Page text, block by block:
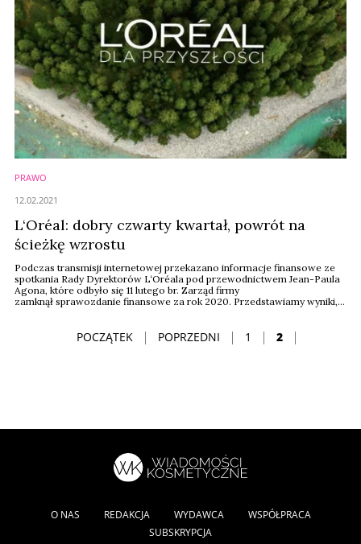
PRAWO
L‘Oréal: dobry czwarty kwartał, powrót na
ścieżkę wzrostu
Podczas transmisji internetowej przekazano informacje finansowe ze
spotkania Rady Dyrektorów L‘Oréala pod przewodnictwem Jean-Paula
Agona, które odbyło się 11 lutego br. Zarząd firmy
zamknął sprawozdanie finansowe za rok 2020. Przedstawiamy wyniki,
12.02.2021
POCZĄTEK POPRZEDNI 1 2
O NAS REDAKCJA WYDAWCA
WSPÓŁPRACA
SUBSKRYPCJA